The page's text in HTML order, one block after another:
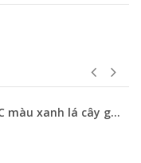
Sơn dầu Jotun Pioner TC màu xanh lá cây gốc nước